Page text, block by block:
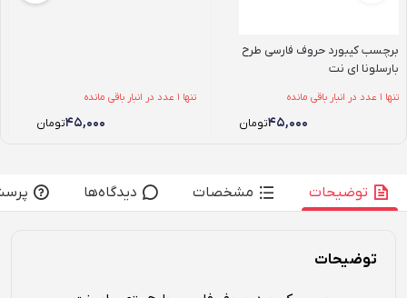
برچسب کیبورد حروف فارسی طرح
بارسلونا ای نت
تنها 1 عدد در انبار باقی مانده
۴۵,۰۰۰تومان
تنها 1 عدد در انبار باقی مانده
۴۵,۰۰۰تومان
توضیحات مشخصات دیدگاه‌ها
توضیحات